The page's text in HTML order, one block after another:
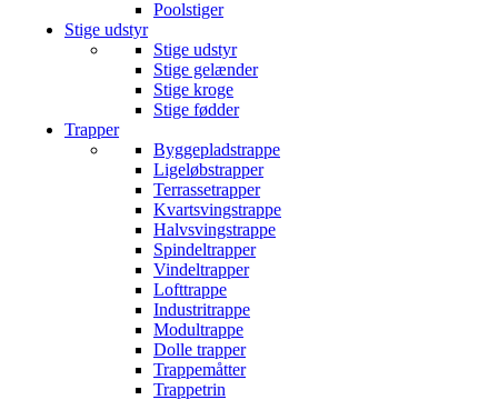
Poolstiger
Stige udstyr
Stige udstyr
Stige gelænder
Stige kroge
Stige fødder
Trapper
Byggepladstrappe
Ligeløbstrapper
Terrassetrapper
Kvartsvingstrappe
Halvsvingstrappe
Spindeltrapper
Vindeltrapper
Lofttrappe
Industritrappe
Modultrappe
Dolle trapper
Trappemåtter
Trappetrin